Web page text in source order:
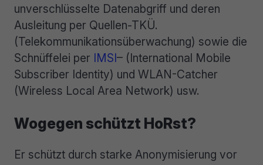
unverschlüsselte Datenabgriff und deren
Ausleitung per Quellen-TKÜ.
(Telekommunikationsüberwachung) sowie die
Schnüffelei per IMSI– (International Mobile
Subscriber Identity) und WLAN-Catcher
(Wireless Local Area Network) usw.
Wogegen schützt HoRst?
Er schützt durch starke Anonymisierung vor